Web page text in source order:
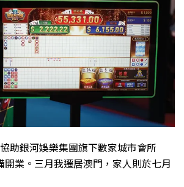
助銀河娛樂集團旗下數家城市會所
開業。三月我遷居澳門，家人則於七月